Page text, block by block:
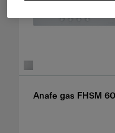
Anafe gas FHSM